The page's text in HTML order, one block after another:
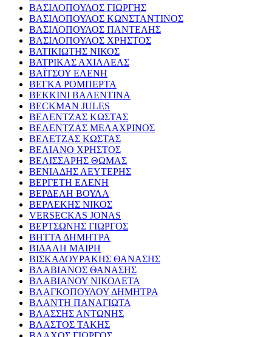
ΒΑΣΙΛΟΠΟΥΛΟΣ ΓΙΩΡΓΗΣ
ΒΑΣΙΛΟΠΟΥΛΟΣ ΚΩΝΣΤΑΝΤΙΝΟΣ
ΒΑΣΙΛΟΠΟΥΛΟΣ ΠΑΝΤΕΛΗΣ
ΒΑΣΙΛΟΠΟΥΛΟΣ ΧΡΗΣΤΟΣ
ΒΑΤΙΚΙΩΤΗΣ ΝΙΚΟΣ
ΒΑΤΡΙΚΑΣ ΑΧΙΛΛΕΑΣ
ΒΑΪΤΣΟΥ ΕΛΕΝΗ
ΒΕΓΚΑ ΡΟΜΠΕΡΤΑ
ΒΕΚΚΙΝΙ ΒΑΛΕΝΤΙΝΑ
BECKMAN JULES
ΒΕΛΕΝΤΖΑΣ ΚΩΣΤΑΣ
ΒΕΛΕΝΤΖΑΣ ΜΕΛΑΧΡΙΝΟΣ
ΒΕΛΕΤΖΑΣ ΚΩΣΤΑΣ
ΒΕΛΙΑΝΟ ΧΡΗΣΤΟΣ
ΒΕΛΙΣΣΑΡΗΣ ΘΩΜΑΣ
ΒΕΝΙΑΔΗΣ ΛΕΥΤΕΡΗΣ
ΒΕΡΓΕΤΗ ΕΛΕΝΗ
ΒΕΡΔΕΛΗ ΒΟΥΛΑ
ΒΕΡΛΕΚΗΣ ΝΙΚΟΣ
VERSECKAS JONAS
ΒΕΡΤΣΩΝΗΣ ΓΙΩΡΓΟΣ
ΒΗΤΤΑ ΔΗΜΗΤΡΑ
ΒΙΔΑΛΗ ΜΑΙΡΗ
ΒΙΣΚΑΔΟΥΡΑΚΗΣ ΘΑΝΑΣΗΣ
ΒΛΑΒΙΑΝΟΣ ΘΑΝΑΣΗΣ
ΒΛΑΒΙΑΝΟΥ ΝΙΚΟΛΕΤΑ
ΒΛΑΓΚΟΠΟΥΛΟΥ ΔΗΜΗΤΡΑ
ΒΛΑΝΤΗ ΠΑΝΑΓΙΩΤΑ
ΒΛΑΣΣΗΣ ΑΝΤΩΝΗΣ
ΒΛΑΣΤΟΣ ΤΑΚΗΣ